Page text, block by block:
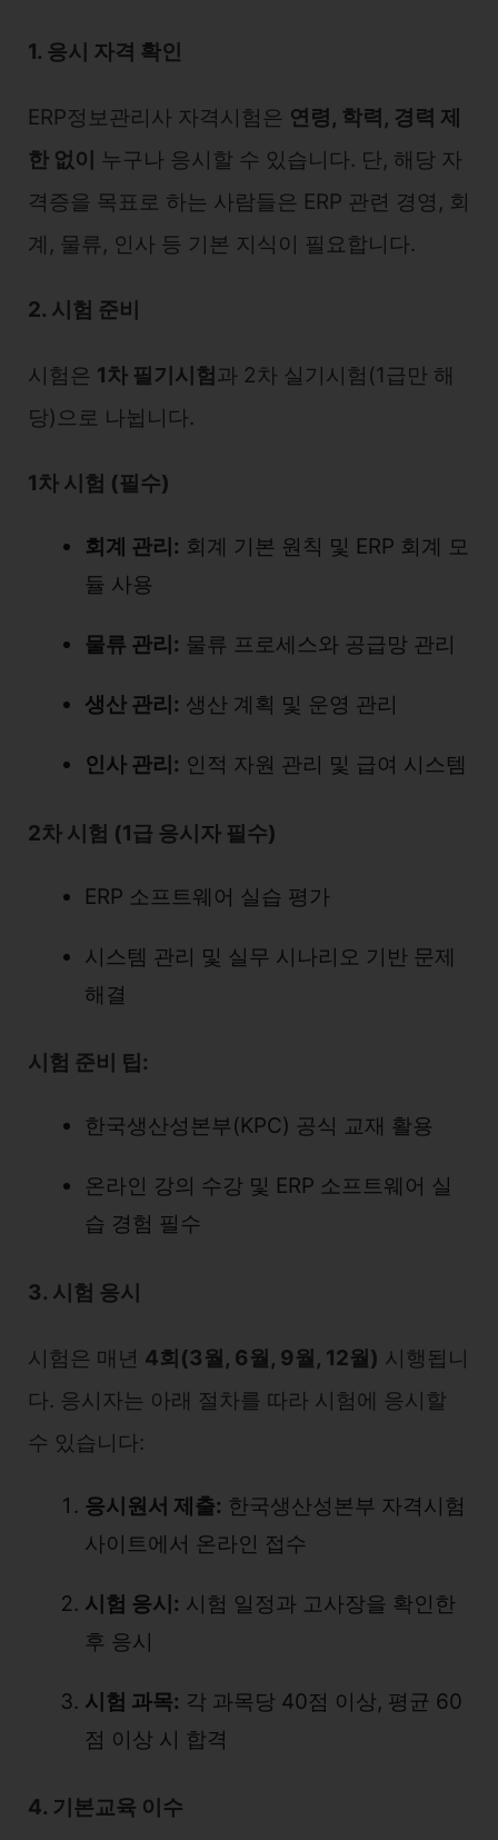
1. 응시 자격 확인
ERP정보관리사 자격시험은 연령, 학력, 경력 제
한 없이
누구나 응시할 수 있습니다. 단, 해당 자
격증을 목표로 하는 사람들은 ERP 관련 경영, 회
계, 물류, 인사 등 기본 지식이 필요합니다.
2. 시험 준비
시험은 1차 필기시험 과 2차 실기시험(1급만 해
당)으로 나뉩니다.
1차 시험 (필수)
회계 관리: 회계 기본 원칙 및 ERP 회계 모
듈 사용
물류 관리: 물류 프로세스와 공급망 관리
생산 관리: 생산 계획 및 운영 관리
인사 관리: 인적 자원 관리 및 급여 시스템
2차 시험 (1급 응시자 필수)
ERP 소프트웨어 실습 평가
시스템 관리 및 실무 시나리오 기반 문제
해결
시험 준비 팁:
한국생산성본부(KPC) 공식 교재 활용
온라인 강의 수강 및 ERP 소프트웨어 실
습 경험 필수
3. 시험 응시
시험은 매년 4회(3월, 6월, 9월, 12월) 시행됩니
다. 응시자는 아래 절차를 따라 시험에 응시할
수 있습니다:
응시원서 제출: 한국생산성본부 자격시험
사이트에서 온라인 접수
시험 응시: 시험 일정과 고사장을 확인한
후 응시
시험 과목: 각 과목당 40점 이상, 평균 60
점 이상 시 합격
4. 기본교육 이수